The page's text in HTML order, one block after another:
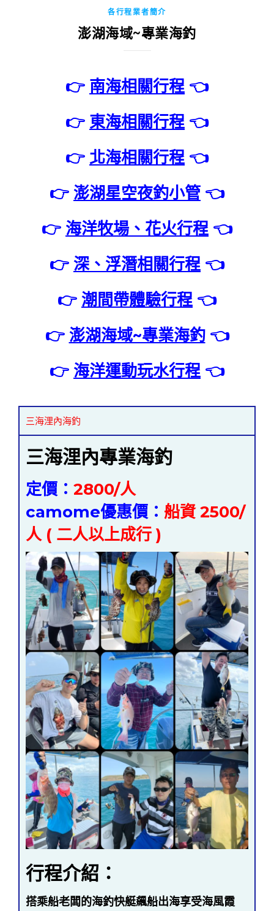
各行程業者簡介
澎湖海域~專業海釣
👉 南海相關行程 👈
👉 東海相關行程 👈
👉 北海相關行程 👈
👉 澎湖星空夜釣小管 👈
👉 海洋牧場、花火行程 👈
👉 深、浮潛相關行程 👈
👉 潮間帶體驗行程 👈
👉 澎湖海域~專業海釣👈
👉 海洋運動玩水行程 👈
三海浬內海釣
三海浬內專業海釣
定價： 2800/人
camome優惠價： 船資 2500/
人 ( 二人以上成行 )
行程介紹：
搭乘船老闆的海釣快艇飆船出海享受海風霞